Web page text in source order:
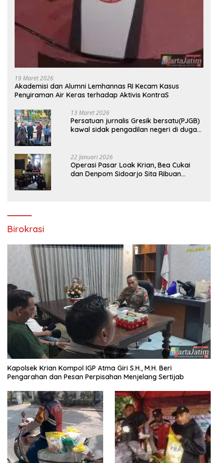
19 Maret 2026
Akademisi dan Alumni Lemhannas RI Kecam Kasus
Penyiraman Air Keras terhadap Aktivis KontraS
13 Maret 2026
Persatuan jurnalis Gresik bersatu(PJGB)
kawal sidak pengadilan negeri di duga
22 Januari 2026
Operasi Pasar Loak Krian, Bea Cukai
dan Denpom Sidoarjo Sita Ribuan
Birokrasi
Kapolsek Krian Kompol IGP Atma Giri S.H., M.H. Beri
Pengarahan dan Pesan Perpisahan Menjelang Sertijab